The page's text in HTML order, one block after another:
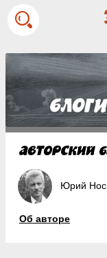
Юрий
Об авторе